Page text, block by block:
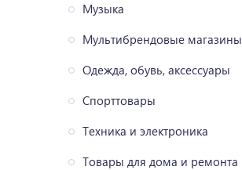
Музыка
Мультибрендовые магазины
Одежда, обувь, аксессуары
Спорттовары
Техника и электроника
Товары для дома и ремонта